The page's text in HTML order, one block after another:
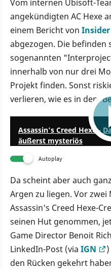
Vom internen Ubisoft-
angekündigten AC Hexe
einem Bericht von
abgezogen. Die befinden
sogenannten
innerhalb von nur drei
Projekt finden. Sonst
verlieren, wie es in dem
Assassin's Creed Hexe -
äußerst mysteriös
Autoplay
Da scheint aber auch
Argen zu liegen. Vor
Assassin's Creed Hexe-
seinen Hut genommen,
Game Director Benoit
LinkedIn-Post (via IGN
den Rücken gekehrt